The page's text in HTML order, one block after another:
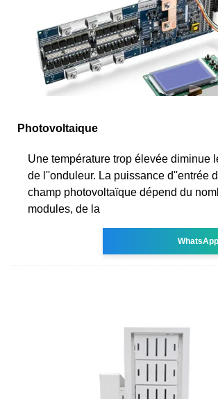
Photovoltaique
Une température trop élevée diminue
de l''onduleur. La puissance d''entrée
champ photovoltaïque dépend du
modules, de la
WhatsApp